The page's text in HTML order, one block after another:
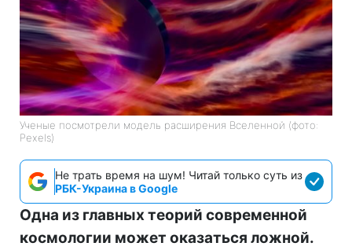
Ученые посмотрели модель расширения Вселенной (фото:
Pexels)
Не трать время на шум! Читай только суть из
РБК-Украина в Google
Одна из главных теорий современной
космологии может оказаться ложной.